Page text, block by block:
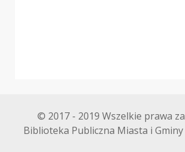
© 2017 - 2019 Wszelkie prawa
Biblioteka Publiczna Miasta i